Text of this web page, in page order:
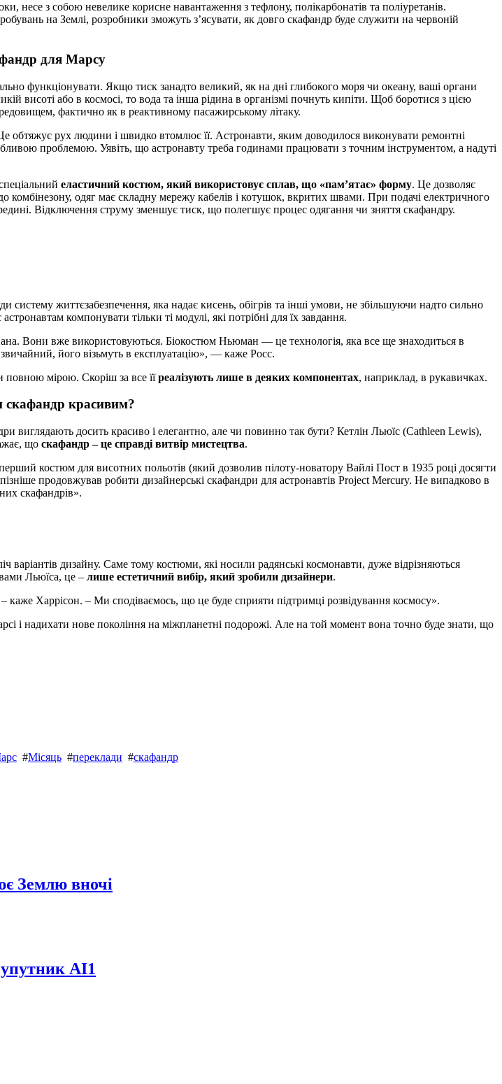
з собою невелике корисне навантаження з тефлону, полікарбонатів та поліуретанів.
на Землі, розробники зможуть з’ясувати, як довго скафандр буде служити на червоній
для Марсу
функціонувати. Якщо тиск занадто великий, як на дні глибокого моря чи океану, ваші органи
висоті або в космосі, то вода та інша рідина в організмі почнуть кипіти. Щоб боротися з цією
фактично як в реактивному пасажирському літаку.
обтяжує рух людини і швидко втомлює її. Астронавти, яким доводилося виконувати ремонтні
проблемою. Уявіть, що астронавту треба годинами працювати з точним інструментом, а надуті
еластичний костюм, який використовує сплав, що «пам’ятає» форму. Це дозволяє
комбінезону, одяг має складну мережу кабелів і котушок, вкритих швами. При подачі електричного
Відключення струму зменшує тиск, що полегшує процес одягання чи зняття скафандру.
життєзабезпечення, яка надає кисень, обігрів та інші умови, не збільшуючи надто сильно
компонувати тільки ті модулі, які потрібні для їх завдання.
Вони вже використовуються. Біокостюм Ньюман — це технологія, яка все ще знаходиться в
його візьмуть в експлуатацію», — каже Росс.
повною мірою. Скоріш за все їїреалізують лише в деяких компонентах, наприклад, в рукавичках.
скафандр красивим?
досить красиво і елегантно, але чи повинно так бути? Кетлін Льюїс (Cathleen Lewis),
що скафандр – це справді витвір мистецтва.
костюм для висотних польотів (який дозволив пілоту-новатору Вайлі Пост в 1935 році досягти
продовжував робити дизайнерські скафандри для астронавтів Project Mercury. Не випадково в
скафандрів».
дизайну. Саме тому костюми, які носили радянські космонавти, дуже відрізняються
Льюїса, це – лише естетичний вибір, який зробили дизайнери.
Харрісон. – Ми сподіваємось, що це буде сприяти підтримці розвідування космосу».
і надихати нове покоління на міжпланетні подорожі. Але на той момент вона точно буде знати, що
#Місяць #переклади #скафандр
Землю вночі
AI1